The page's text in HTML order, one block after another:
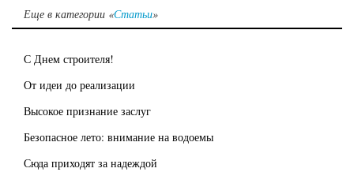
Еще в категории «Статьи»
С Днем строителя!
От идеи до реализации
Высокое признание заслуг
Безопасное лето: внимание на водоемы
Сюда приходят за надеждой